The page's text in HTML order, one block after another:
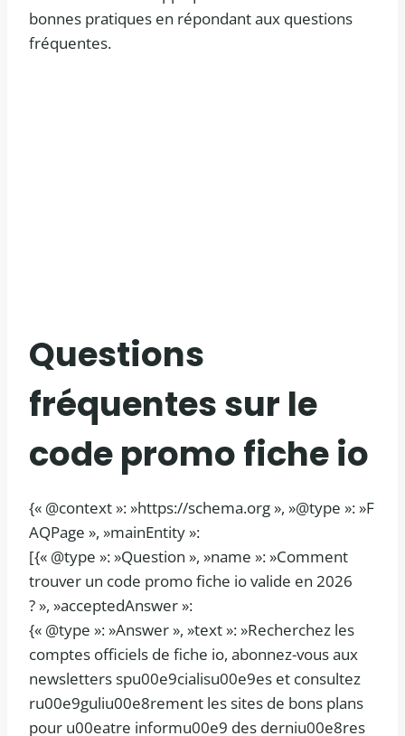
bonnes pratiques en répondant aux questions
fréquentes.
Questions
fréquentes sur le
code promo fiche io
{« @context »: »https://schema.org », »@type »: »F
AQPage », »mainEntity »:
[{« @type »: »Question », »name »: »Comment
trouver un code promo fiche io valide en 2026
? », »acceptedAnswer »:
{« @type »: »Answer », »text »: »Recherchez les
comptes officiels de fiche io, abonnez-vous aux
newsletters spu00e9cialisu00e9es et consultez
ru00e9guliu00e8rement les sites de bons plans
pour u00eatre informu00e9 des derniu00e8res